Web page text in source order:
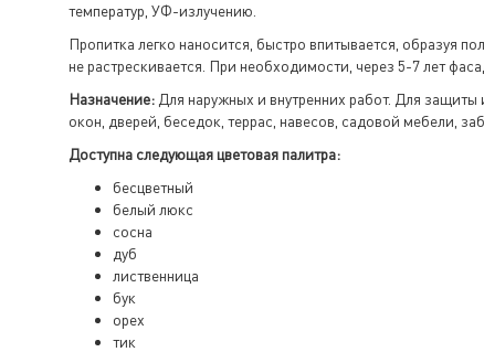
температур, УФ-излучению.
Пропитка легко наносится, быстро впитывается, образуя
не растрескивается. При необходимости, через 5-7 лет
Назначение: Для наружных и внутренних работ. Для
окон, дверей, беседок, террас, навесов, садовой мебели,
Доступна следующая цветовая палитра:
бесцветный
белый люкс
сосна
дуб
лиственница
бук
орех
тик